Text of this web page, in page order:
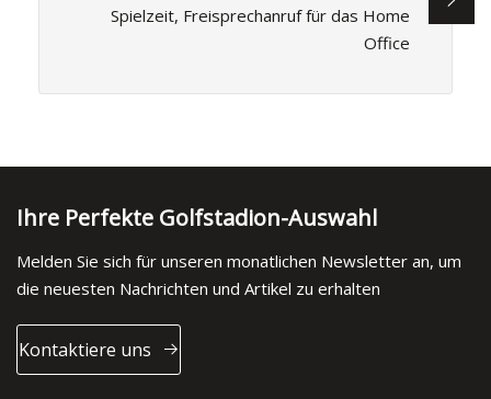
Spielzeit, Freisprechanruf für das Home
Office
Ihre Perfekte Golfstadion-Auswahl
Melden Sie sich für unseren monatlichen Newsletter an, um
die neuesten Nachrichten und Artikel zu erhalten
Kontaktiere uns